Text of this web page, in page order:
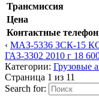
Трансмиссия
Цена
Контактные
‹ МАЗ-5336 ЗСК-15
ГАЗ-3302 2010 г 18
Категории: Грузовые
Страница 1 из 11
Search for: